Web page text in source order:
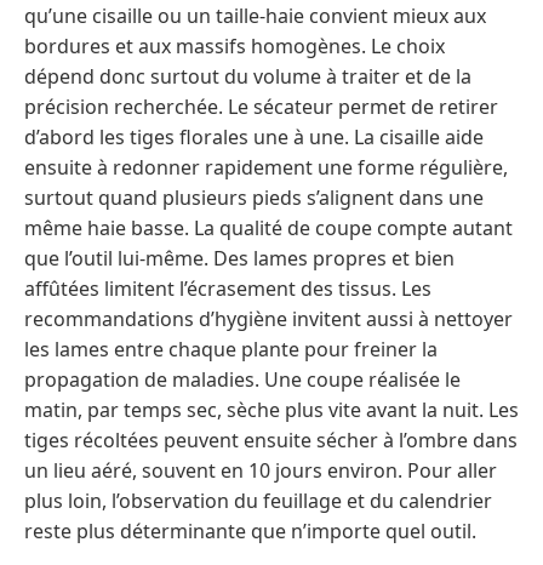
qu’une cisaille ou un taille-haie convient mieux aux
bordures et aux massifs homogènes. Le choix
dépend donc surtout du volume à traiter et de la
précision recherchée. Le sécateur permet de retirer
d’abord les tiges florales une à une. La cisaille aide
ensuite à redonner rapidement une forme régulière,
surtout quand plusieurs pieds s’alignent dans une
même haie basse. La qualité de coupe compte autant
que l’outil lui-même. Des lames propres et bien
affûtées limitent l’écrasement des tissus. Les
recommandations d’hygiène invitent aussi à nettoyer
les lames entre chaque plante pour freiner la
propagation de maladies. Une coupe réalisée le
matin, par temps sec, sèche plus vite avant la nuit. Les
tiges récoltées peuvent ensuite sécher à l’ombre dans
un lieu aéré, souvent en 10 jours environ. Pour aller
plus loin, l’observation du feuillage et du calendrier
reste plus déterminante que n’importe quel outil.